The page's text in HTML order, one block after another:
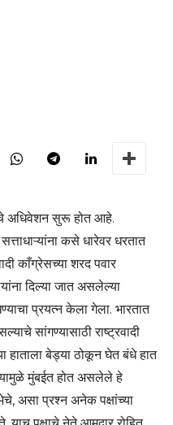
अधिवेशन सुरू होत आहे.
सत्ताधाऱ्यांना कसे धारेवर धरतात
काँग्रेसच्या शरद पवार
दिल्या जात असलेल्या
प्रयत्न केला गेला. भारतात
सांगण्यासाठी राष्ट्रवादी
हाताला बेड्या ठोकून घेत बंधे हात
मुंबईत होत असलेले हे
असा प्रश्न अनेक पक्षांच्या